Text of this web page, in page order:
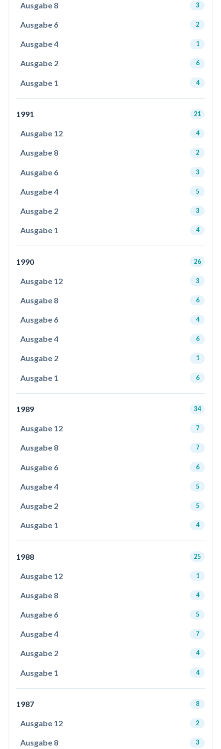
Ausgabe 8 3
Ausgabe 6 2
Ausgabe 4 1
Ausgabe 2 6
Ausgabe 1 4
1991 21
Ausgabe 12 4
Ausgabe 8 2
Ausgabe 6 3
Ausgabe 4 5
Ausgabe 2 3
Ausgabe 1 4
1990 26
Ausgabe 12 3
Ausgabe 8 6
Ausgabe 6 4
Ausgabe 4 6
Ausgabe 2 1
Ausgabe 1 6
1989 34
Ausgabe 12 7
Ausgabe 8 7
Ausgabe 6 6
Ausgabe 4 5
Ausgabe 2 5
Ausgabe 1 4
1988 25
Ausgabe 12 1
Ausgabe 8 4
Ausgabe 6 5
Ausgabe 4 7
Ausgabe 2 4
Ausgabe 1 4
1987 8
Ausgabe 12 2
Ausgabe 8 3